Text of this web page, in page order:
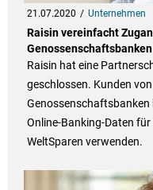
21.07.2020 Unternehmen
Raisin vereinfacht
Genossenschaftsbanken
Raisin hat eine
geschlossen. Kunden
Genossenschaftsbanken
Online-Banking-Daten
WeltSparen verwenden.